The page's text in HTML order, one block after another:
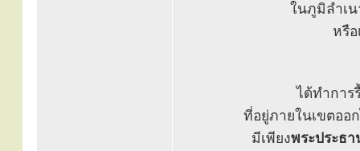
ในภูมิลำเ
หรื
ได้ทำการ
ที่อยู่ภายในเขตอ
มีเพียงพระประธ